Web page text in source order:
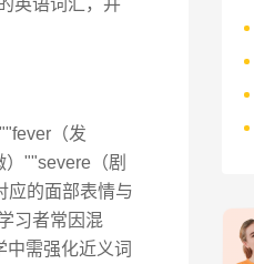
英语词汇，并
（发
""severe（剧
应的面部表情与
习者常因混
需强化近义词